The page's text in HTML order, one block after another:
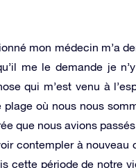
mon médecin m’a
me le demande je
qui m’est venu à
où nous nous
que nous avions
contempler à
cette période de notre